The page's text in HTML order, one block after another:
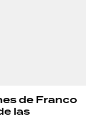
de Franco
las